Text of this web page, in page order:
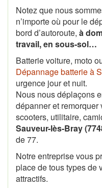
Notez que nous
n’importe où pour le
bord d’autoroute, à
travail, en sous-sol…
Batterie voiture, moto
Dépannage batterie à
urgence jour et nuit.
Nous nous déplaçons
dépanner et remorquer
scooters, utilitaire,
Sauveur-lès-Bray
de 77.
Notre entreprise vous
place de tous types de
attractifs.